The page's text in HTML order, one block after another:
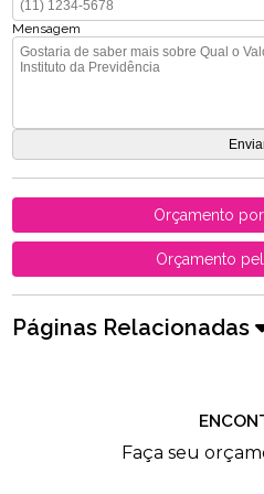
Mensagem
Orçamento
Orçamento
Páginas Relacionadas
Faça seu